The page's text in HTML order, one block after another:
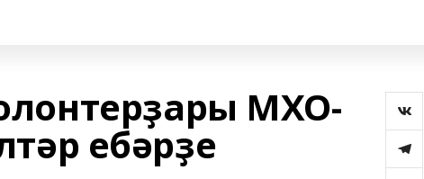
МХО-
ебәрҙе